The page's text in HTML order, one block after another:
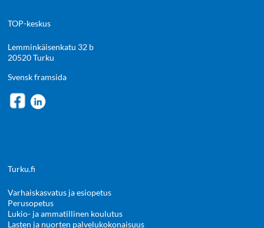
TOP-keskus
Lemminkäisenkatu 32 b
20520 Turku
Svensk framsida
Turku.fi
Varhaiskasvatus ja esiopetus
Perusopetus
Lukio- ja ammatillinen koulutus
Lasten ja nuorten palvelukokonaisuus